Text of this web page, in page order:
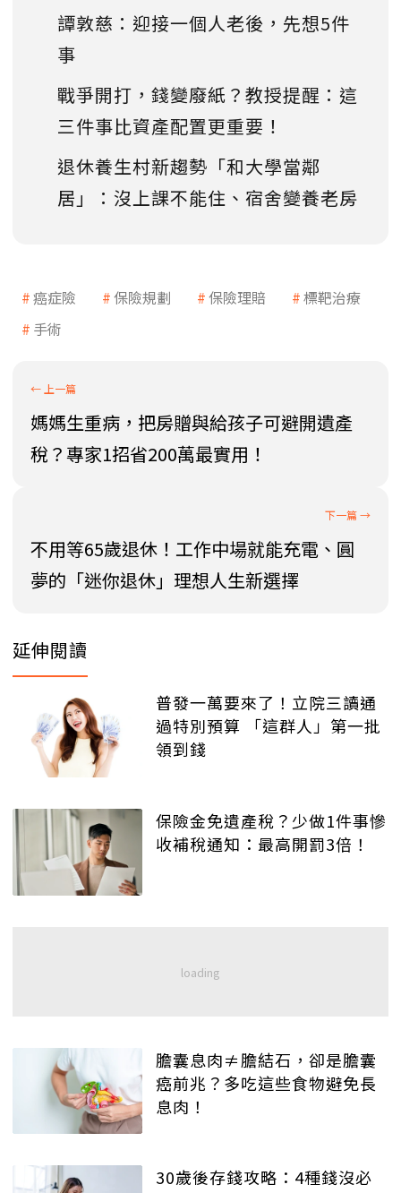
譚敦慈：迎接一個人老後，先想5件
事
戰爭開打，錢變廢紙？教授提醒：這
三件事比資產配置更重要！
退休養生村新趨勢「和大學當鄰
居」：沒上課不能住、宿舍變養老房
癌症險 保險規劃 保險理賠
標靶治療
手術
媽媽生重病，把房贈與給孩子可避開遺產
稅？專家1招省200萬最實用！
不用等65歲退休！工作中場就能充電、圓
夢的「迷你退休」理想人生新選擇
延伸閱讀
普發一萬要來了！立院三讀通
過特別預算 「這群人」第一批
領到錢
保險金免遺產稅？少做1件事慘
收補稅通知：最高開罰3倍！
膽囊息肉≠膽結石，卻是膽囊
癌前兆？多吃這些食物避免長
息肉！
30歲後存錢攻略：4種錢沒必